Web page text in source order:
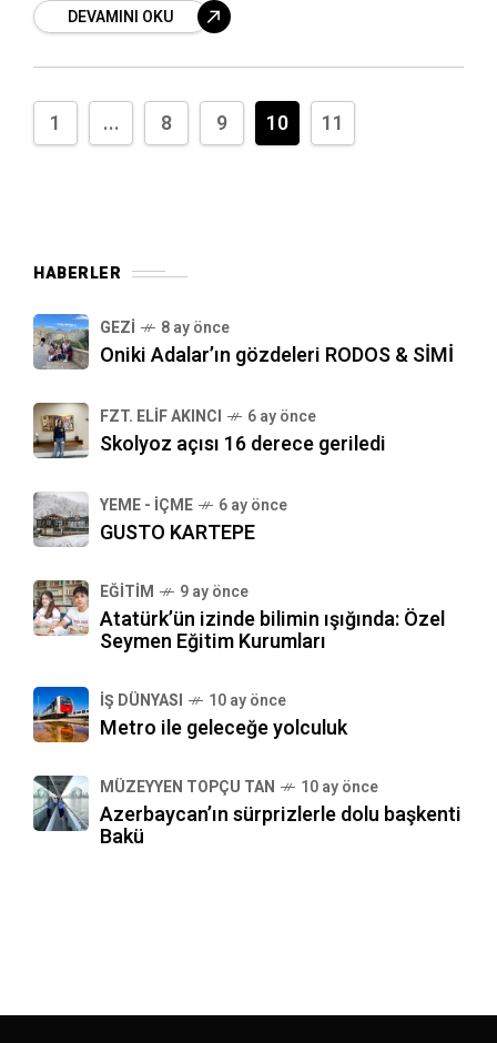
gelen yavrunuzu hem akşam yemeğine kadar
bir tarifimiz var bu ay.
DEVAMINI OKU
1 ... 8 9 10 11
HABERLER
GEZI 8 ay önce
Oniki Adalar’ın gözdeleri RODOS & SİMİ
FZT. ELIF AKINCI 6 ay önce
Skolyoz açısı 16 derece geriledi
YEME - İÇME 6 ay önce
GUSTO KARTEPE
EĞITIM 9 ay önce
Atatürk’ün izinde bilimin ışığında: Özel
Seymen Eğitim Kurumları
İŞ DÜNYASI 10 ay önce
Metro ile geleceğe yolculuk
MÜZEYYEN TOPÇU TAN 10 ay önce
Azerbaycan’ın sürprizlerle dolu başkenti
Bakü